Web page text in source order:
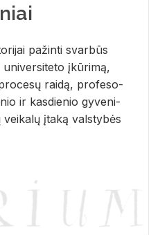
pa­žin­ti svar­būs
įkū­ri­mą,
rai­dą, pro­fe­so­
ir kas­die­nio gy­ve­ni­
įta­ką vals­ty­bės